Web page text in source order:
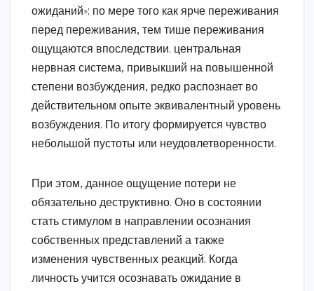
ожиданий»: по мере того как ярче переживания
перед переживания, тем тише переживания
ощущаются впоследствии. центральная
нервная система, привыкший на повышенной
степени возбуждения, редко распознает во
действительном опыте эквивалентный уровень
возбуждения. По итогу формируется чувство
небольшой пустоты или неудовлетворенности.
При этом, данное ощущение потери не
обязательно деструктивно. Оно в состоянии
стать стимулом в направлении осознания
собственных представлений а также
изменения чувственных реакций. Когда
личность учится осознавать ожидание в